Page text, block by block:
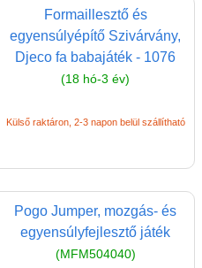
Formaillesztő és
egyensúlyépítő Szivárvány,
Djeco fa babajáték - 1076
(18 hó-3 év)
Külső raktáron, 2-3 napon belül szállítható
Pogo Jumper, mozgás- és
egyensúlyfejlesztő játék
(MFM504040)